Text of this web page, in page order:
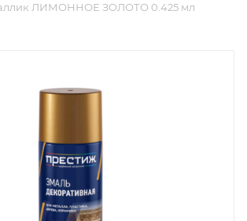
ЛИМОННОЕ ЗОЛОТО 0.425 мл